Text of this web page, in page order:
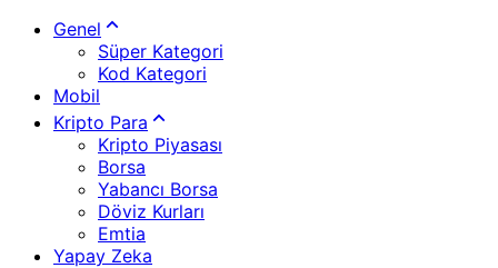
Genel
Süper Kategori
Kod Kategori
Mobil
Kripto Para
Kripto Piyasası
Borsa
Yabancı Borsa
Döviz Kurları
Emtia
Yapay Zeka